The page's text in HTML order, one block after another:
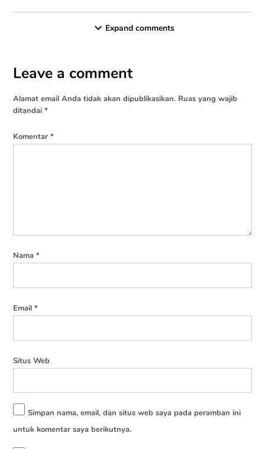
Gamal Thabroni
Terima kasih atas apresiasinya, saya penggemar
Balas
Expand comments
Leave
comment
Alamat email Anda tidak akan dipublikasikan. Ruas yang wajib
ditandai*
Komentar*
Nama*
Email*
Situs Web
Simpan nama, email, dan situs web saya pada peramban ini
untuk komentar saya berikutnya.
Leave a comment